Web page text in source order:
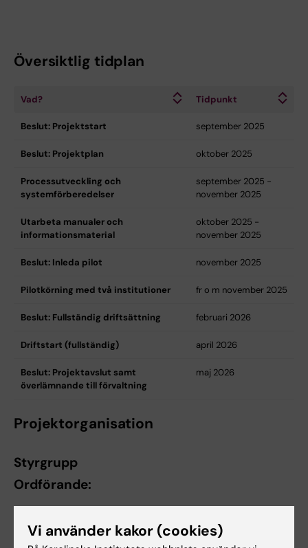
Översiktlig tidplan
Vad? Tidpunkt
Beslut: Projektstart september 2025
Beslut: Projektplan oktober 2025
Processutveckling och
systemförberedelser
september 2025 -
november 2025
Utarbeta manualer och
informationsmaterial
oktober 2025 -
november 2025
Beslut: Inleda pilot november 2025
Pilotkörning med två institutioner fr o m november 2025
Beslut: Fullständig driftsättning februari 2026
Driftstart (fullständig) april 2026
Beslut: Projektavslut samt
överlämnande till förvaltning
maj 2026
Projektorganisation
Styrgrupp
Ordförande:
för utbildningsstöd
Vi använder kakor (cookies)